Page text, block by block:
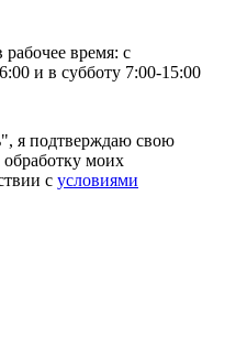
время: с
и в субботу 7:00-15:00
я подтверждаю свою
обработку моих
с условиями